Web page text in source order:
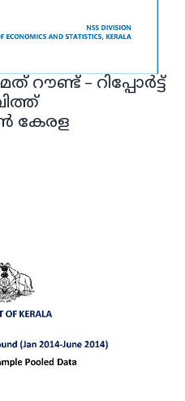
- റിപ്പോർട്ട്
കേരള